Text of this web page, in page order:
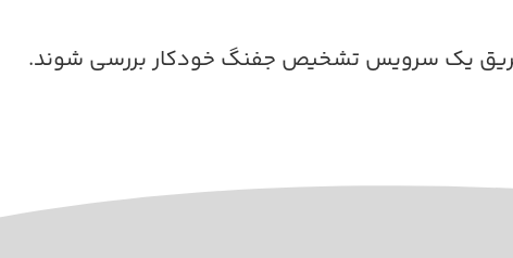
طریق یک سرویس تشخیص جفنگ خودکار بررسی شوند.